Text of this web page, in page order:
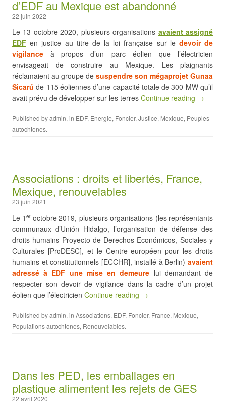
d’EDF au Mexique est abandonné
22 juin 2022
Le 13 octobre 2020, plusieurs organisations avaient assigné
EDF en justice au titre de la loi française sur le devoir de
vigilance à propos d’un parc éolien que l’électricien
envisageait de construire au Mexique. Les plaignants
réclamaient au groupe de suspendre son mégaprojet Gunaa
Sicarú de 115 éoliennes d’une capacité totale de 300 MW qu’il
avait prévu de développer sur les terres Continue reading →
Published byadmin, in EDF, Energie, Foncier, Justice, Mexique, Peuples
autochtones.
Associations : droits et libertés, France,
Mexique, renouvelables
23 juin 2021
Le 1er octobre 2019, plusieurs organisations (les représentants
communaux d’Unión Hidalgo, l’organisation de défense des
droits humains Proyecto de Derechos Económicos, Sociales y
Culturales [ProDESC], et le Centre européen pour les droits
humains et constitutionnels [ECCHR], installé à Berlin) avaient
adressé à EDF une mise en demeure lui demandant de
respecter son devoir de vigilance dans la cadre d’un projet
éolien que l’électricien Continue reading →
Published byadmin, in Associations, EDF, Foncier, France, Mexique,
Populations autochtones, Renouvelables.
Dans les PED, les emballages en
plastique alimentent les rejets de GES
22 avril 2020